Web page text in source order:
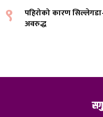
९
पहिरोको कारण
अवरुद्ध